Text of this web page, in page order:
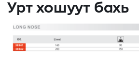
Урт хошуут бахь